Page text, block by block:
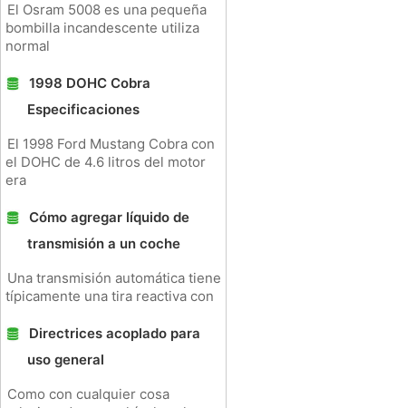
El Osram 5008 es una pequeña
bombilla incandescente utiliza
normal
1998 DOHC Cobra
Especificaciones
El 1998 Ford Mustang Cobra con
el DOHC de 4.6 litros del motor
era
Cómo agregar líquido de
transmisión a un coche
Una transmisión automática tiene
típicamente una tira reactiva con
Directrices acoplado para
uso general
Como con cualquier cosa